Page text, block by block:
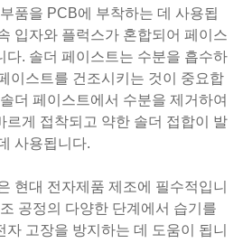
품을 PCB에 부착하는 데 사용됩
입자와 플럭스가 혼합되어 페이스
다. 솔더 페이스트는 수분을 흡수하
이스트를 건조시키는 것이 중요합
더 페이스트에서 수분을 제거하여
르게 접착되고 약한 솔더 접합이 발
사용됩니다.
현대 전자제품 제조에 필수적입니
공정의 다양한 단계에서 습기를
고장을 방지하는 데 도움이 됩니